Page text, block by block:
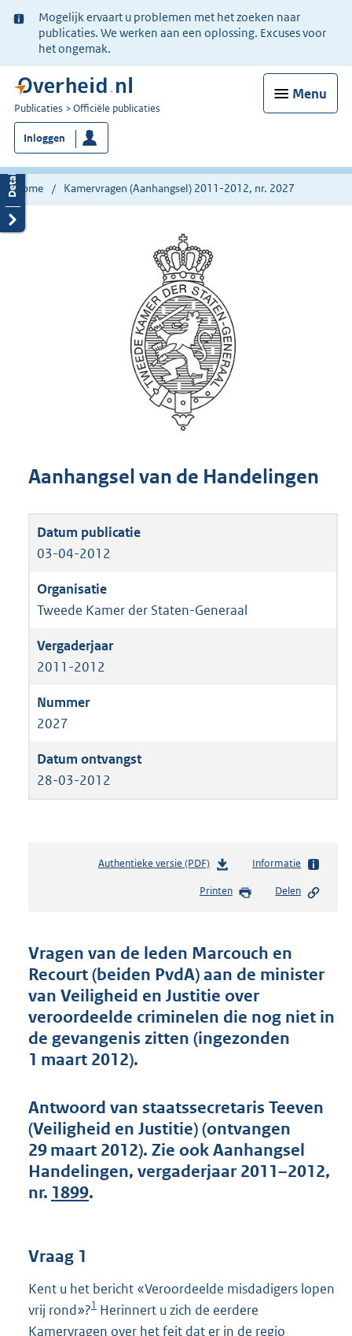
Ter
informatie:
Mogelijk ervaart u problemen met het zoeken naar
publicaties. We werken aan een oplossing. Excuses voor
het ongemak.
Menu
U
bent
nu
hier:
Publicaties Officiële publicaties
Inloggen
Home Kamervragen (Aanhangsel) 2011-2012, nr. 2027
Aanhangsel van de Handelingen
03-04-2012
Tweede Kamer der Staten-Generaal
2011-2012
2027
28-03-2012
Authentieke versie (PDF)b
s
d
s
g
r
o
:
6
b
Informatie
Printen Delen
Vragen van de leden Marcouch en
Recourt (beiden PvdA) aan de minister
van Veiligheid en Justitie over
veroordeelde criminelen die nog niet in
de gevangenis zitten (ingezonden
1 maart 2012).
Antwoord van staatssecretaris Teeven
(Veiligheid en Justitie) (ontvangen
29 maart 2012). Zie ook Aanhangsel
Handelingen, vergaderjaar 2011–2012,
nr. 1899.
Vraag 1
Kent u het bericht «Veroordeelde misdadigers lopen
vrij rond»?1 Herinnert u zich de eerdere
Kamervragen over het feit dat er in de regio